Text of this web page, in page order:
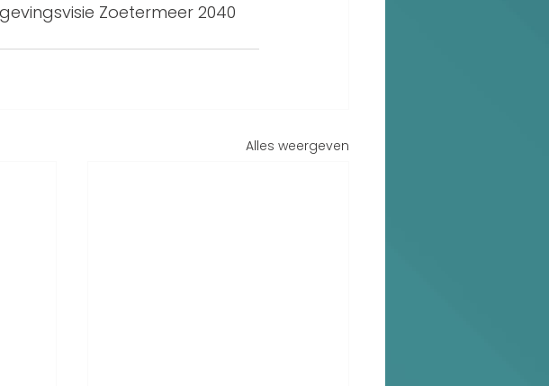
Zoetermeer 2040
Alles weergeven